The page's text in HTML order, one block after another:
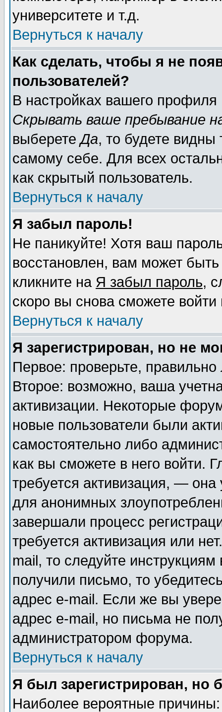
университете и т.д.
Вернуться к началу
Как сделать, чтобы я не
пользователей?
В настройках вашего
Скрывать ваше пребывание
выберетеДа, то будете видны
самому себе. Для всех
как скрытый пользователь.
Вернуться к началу
Я забыл пароль!
Не паникуйте! Хотя ваш
восстановлен, вам может
кликните на Я забыл пароль,
скоро вы снова сможете
Вернуться к началу
Я зарегистрирован, но не
Первое: проверьте,
Второе: возможно, ваша
активизации. Некоторые
новые пользователи были
самостоятельно либо
как вы сможете в него войти.
требуется активизация, —
для анонимных
завершали процесс
требуется активизация или
mail, то следуйте
получили письмо, то
адрес e-mail. Если же вы
адрес e-mail, но письма не
администратором форума.
Вернуться к началу
Я был зарегистрирован, но
Наиболее вероятные